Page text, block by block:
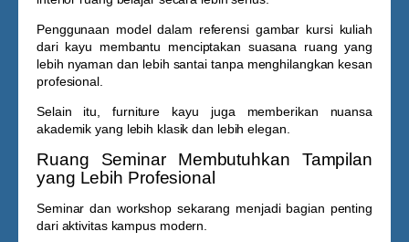
Penggunaan model dalam referensi gambar kursi kuliah
dari kayu membantu menciptakan suasana ruang yang
lebih nyaman dan lebih santai tanpa menghilangkan kesan
profesional.
Selain itu, furniture kayu juga memberikan nuansa
akademik yang lebih klasik dan lebih elegan.
Ruang Seminar Membutuhkan Tampilan
yang Lebih Profesional
Seminar dan workshop sekarang menjadi bagian penting
dari aktivitas kampus modern.